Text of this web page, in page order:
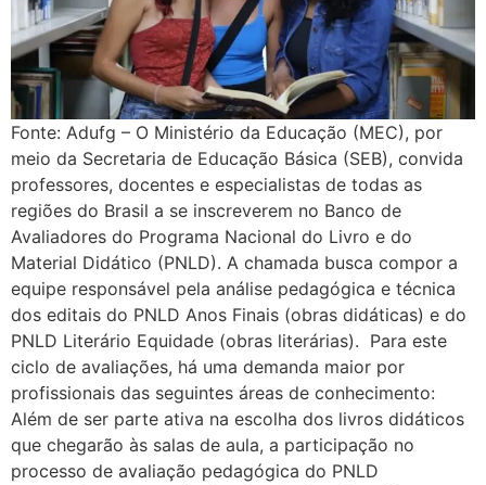
Fonte: Adufg – O Ministério da Educação (MEC), por
meio da Secretaria de Educação Básica (SEB), convida
professores, docentes e especialistas de todas as
regiões do Brasil a se inscreverem no Banco de
Avaliadores do Programa Nacional do Livro e do
Material Didático (PNLD). A chamada busca compor a
equipe responsável pela análise pedagógica e técnica
dos editais do PNLD Anos Finais (obras didáticas) e do
PNLD Literário Equidade (obras literárias). Para este
ciclo de avaliações, há uma demanda maior por
profissionais das seguintes áreas de conhecimento:
Além de ser parte ativa na escolha dos livros didáticos
que chegarão às salas de aula, a participação no
processo de avaliação pedagógica do PNLD